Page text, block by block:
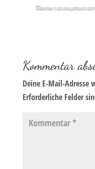
Kommentar
Deine E-Mail-
Erforderliche Felder